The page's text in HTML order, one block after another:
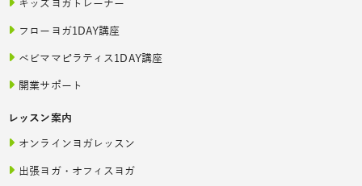
キッズヨガトレーナー
フローヨガ1DAY講座
ベビママピラティス1DAY講座
開業サポート
レッスン案内
オンラインヨガレッスン
出張ヨガ・オフィスヨガ